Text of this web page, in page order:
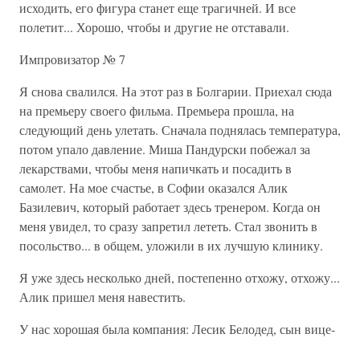
исходить, его фигура станет еще трагичней. И все
полетит... Хорошо, чтобы и другие не отставали.
Импровизатор № 7
Я снова свалился. На этот раз в Болгарии. Приехал сюда
на премьеру своего фильма. Премьера прошла, на
следующий день улетать. Сначала поднялась температура,
потом упало давление. Миша Пандурски побежал за
лекарствами, чтобы меня напичкать и посадить в
самолет. На мое счастье, в Софии оказался Алик
Базилевич, который работает здесь тренером. Когда он
меня увидел, то сразу запретил лететь. Стал звонить в
посольство... в общем, уложили в их лучшую клинику.
Я уже здесь несколько дней, постепенно отхожу, отхожу...
Алик пришел меня навестить.
У нас хорошая была компания: Лесик Белодед, сын вице-